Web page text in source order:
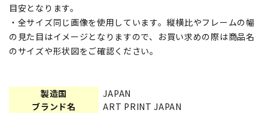
目安となります。
・全サイズ同じ画像を使用しています。縦横比やフレームの幅
の見た目はイメージとなりますので、お買い求めの際は商品名
のサイズや形状図をご確認ください。
製造国
JAPAN
ブランド名
ART PRINT JAPAN